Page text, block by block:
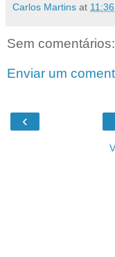
Carlos Martins at 11:36
Sem comentários:
Enviar um
‹